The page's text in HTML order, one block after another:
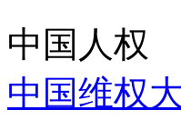
中国人权
中国维权